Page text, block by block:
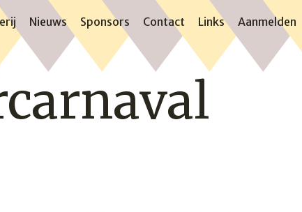
Nieuws Sponsors Contact Links Aanmelden